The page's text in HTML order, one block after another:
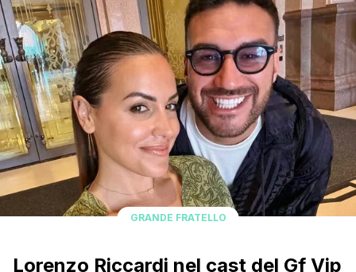
GRANDE FRATELLO
Lorenzo Riccardi nel cast del Gf Vip